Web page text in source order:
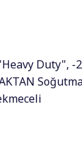
Duty", -